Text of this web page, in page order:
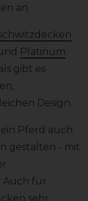
an.
Platinum
gibt es
Design.
Pferd auch
gestalten - mit
Auch für
sehr